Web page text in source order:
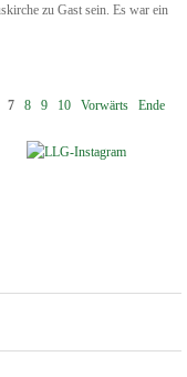
zu Gast sein. Es war ein
7 8 9 10 Vorwärts Ende